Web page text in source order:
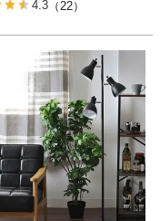
4.3 （22）